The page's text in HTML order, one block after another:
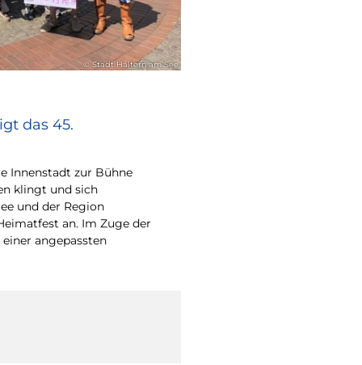
© Stadt Haltern am See
das 45.
Innenstadt zur Bühne
klingt und sich
und der Region
an. Im Zuge der
angepassten